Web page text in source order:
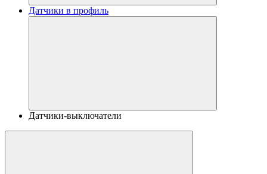
Датчики в профиль
Датчики-выключатели